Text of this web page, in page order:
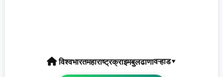
विश्वभारतमहाराष्ट्रक्राइमबुलढाणावऱ्हाड▾